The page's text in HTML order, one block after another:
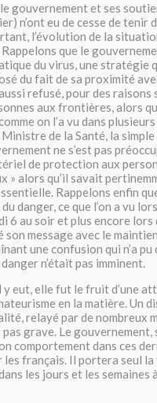
gouvernement et ses
n’ont eu de cesse de tenir
l’évolution de la
que le
du virus, une stratégie
du fait de sa proximité
aussi refusé, pour des
aux frontières, alors
on l’a vu dans
de la Santé, la
ne s’est pas
de protection aux
» alors qu’il savait
Rappelons enfin
danger, ce que l’on a vu
6 au soir et plus encore
son message avec le
une confusion qui n’a
n’était pas imminent.
y eut, elle fut le fruit d’une
en la matière. Un
relayé par de nombreux
grave. Le gouvernement,
comportement dans ces
français. Il portera seul
les jours et les semaines